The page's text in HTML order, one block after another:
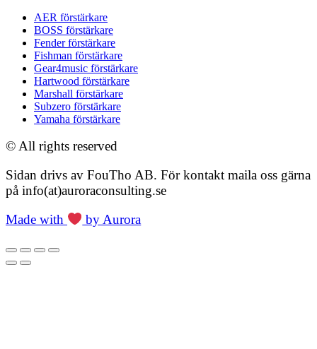
AER förstärkare
BOSS förstärkare
Fender förstärkare
Fishman förstärkare
Gear4music förstärkare
Hartwood förstärkare
Marshall förstärkare
Subzero förstärkare
Yamaha förstärkare
© All rights reserved
Sidan drivs av FouTho AB. För kontakt maila oss gärna
på info(at)auroraconsulting.se
Made with
by Aurora